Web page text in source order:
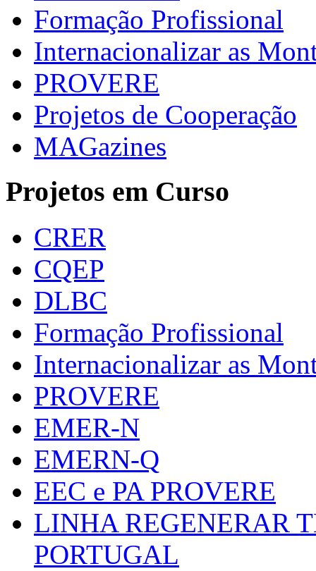
Formação Profissional
Internacionalizar as
PROVERE
Projetos de Cooperação
MAGazines
Projetos em Curso
CRER
CQEP
DLBC
Formação Profissional
Internacionalizar as
PROVERE
EMER-N
EMERN-Q
EEC e PA PROVERE
LINHA REGENERAR
PORTUGAL